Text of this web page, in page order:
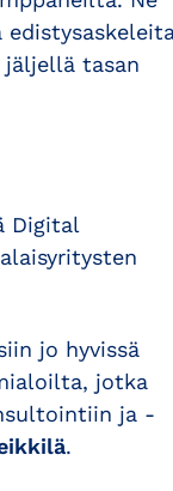
tasan
Digital
jo hyvissä
jotka
ja -
.